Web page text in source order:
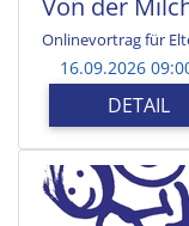
Onlinevortrag für
16.09.2026
DETAIL